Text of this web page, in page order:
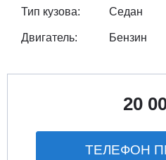
20
ТЕЛЕФОН
Тип кузова: Седан
Двигатель: Бензин